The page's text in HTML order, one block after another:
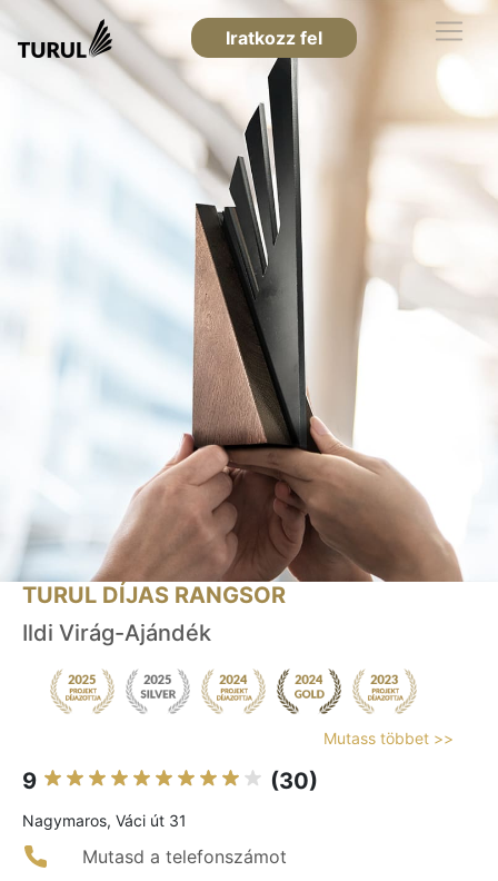
Iratkozz fel
TURUL DÍJAS RANGSOR
Ildi Virág-Ajándék
Mutass többet >>
9 (30)
Nagymaros, Váci út 31
Mutasd a telefonszámot